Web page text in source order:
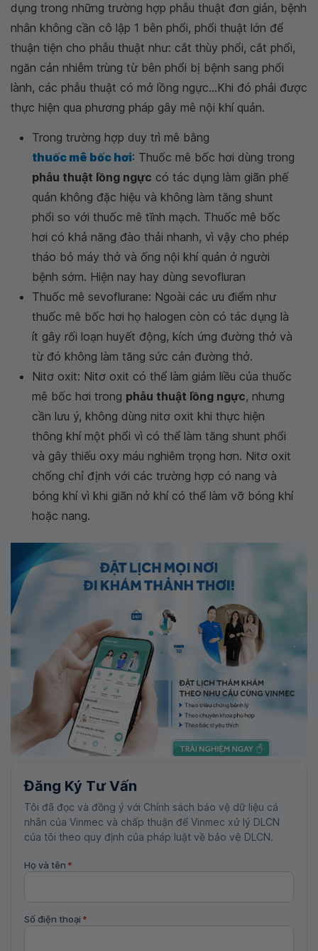
dụng trong những trường hợp phẫu thuật đơn giản, bệnh
nhân không cần cô lập 1 bên phổi, phổi thuật lớn để
thuận tiện cho phẫu thuật như: cắt thùy phổi, cắt phổi,
ngăn cản nhiễm trùng từ bên phổi bị bệnh sang phổi
lành, các phẫu thuật có mở lồng ngực...Khi đó phải được
thực hiện qua phương pháp gây mê nội khí quản.
Trong trường hợp duy trì mê bằng
thuốc mê bốc hơi: Thuốc mê bốc hơi dùng trong
phẫu thuật lồng ngực có tác dụng làm giãn phế
quản không đặc hiệu và không làm tăng shunt
phổi so với thuốc mê tĩnh mạch. Thuốc mê bốc
hơi có khả năng đào thải nhanh, vì vậy cho phép
tháo bỏ máy thở và ống nội khí quản ở người
bệnh sớm. Hiện nay hay dùng sevofluran
Thuốc mê sevoflurane: Ngoài các ưu điểm như
thuốc mê bốc hơi họ halogen còn có tác dụng là
ít gây rối loạn huyết động, kích ứng đường thở và
từ đó không làm tăng sức cản đường thở.
Nitơ oxit: Nitơ oxit có thể làm giảm liều của thuốc
mê bốc hơi trong phẫu thuật lồng ngực, nhưng
cần lưu ý, không dùng nitơ oxit khi thực hiện
thông khí một phổi vì có thể làm tăng shunt phổi
và gây thiếu oxy máu nghiêm trọng hơn. Nitơ oxit
chống chỉ định với các trường hợp có nang và
bóng khí vì khi giãn nở khí có thể làm vỡ bóng khí
hoặc nang.
Đăng Ký Tư Vấn
Tôi đã đọc và đồng ý với Chính sách bảo vệ dữ liệu cá
nhân của Vinmec và chấp thuận để Vinmec xử lý DLCN
của tôi theo quy định của pháp luật về bảo vệ DLCN.
Họ và tên *
Số điện thoại *